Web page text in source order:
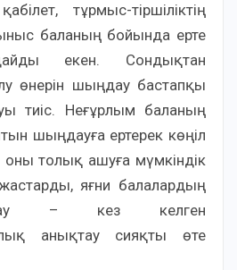
тұрмыс-тіршіліктің
баланың бойында ерте
екен. Сондықтан
өнерін шыңдау бастапқы
тиіс. Неғұрлым баланың
шыңдауға ертерек көңіл
оны толық ашуға мүмкіндік
яғни балалардың
– кез келген
анықтау сияқты өте